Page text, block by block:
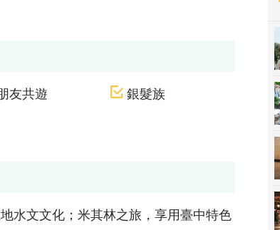
友共遊
銀髮族
水文文化；米其林之旅，享用臺中特色